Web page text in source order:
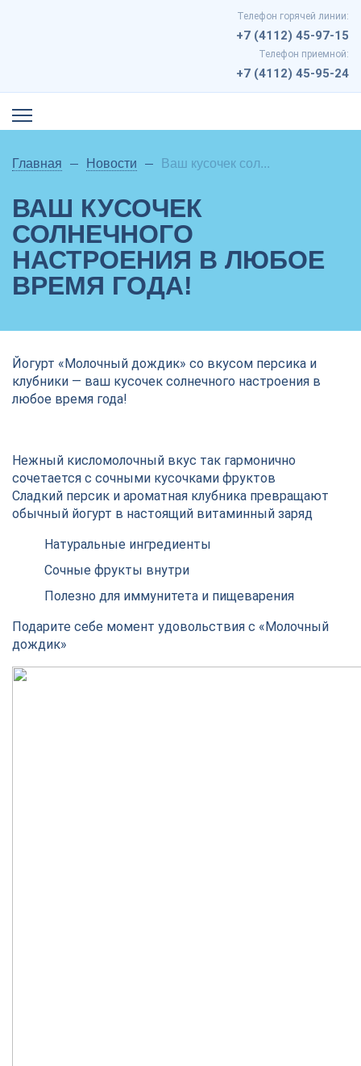
Телефон горячей линии:
+7 (4112) 45-97-15
Телефон приемной:
+7 (4112) 45-95-24
Главная Новости Ваш кусочек сол...
ВАШ КУСОЧЕК
СОЛНЕЧНОГО
НАСТРОЕНИЯ В ЛЮБОЕ
ВРЕМЯ ГОДА!
Йогурт «Молочный дождик» со вкусом персика и
клубники — ваш кусочек солнечного настроения в
любое время года!
Нежный кисломолочный вкус так гармонично
сочетается с сочными кусочками фруктов
Сладкий персик и ароматная клубника превращают
обычный йогурт в настоящий витаминный заряд
Натуральные ингредиенты
Сочные фрукты внутри
Полезно для иммунитета и пищеварения
Подарите себе момент удовольствия с «Молочный
дождик»